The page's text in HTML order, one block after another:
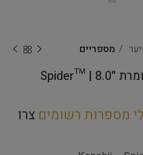
מספריים
Kenchii – מספריים מקומרת Spider™ | 8.0"
מספרות רשומים צרו